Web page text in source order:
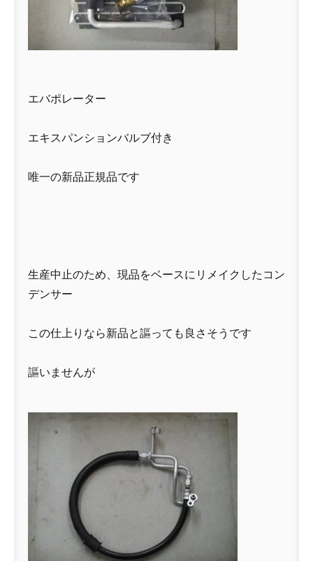
エバポレーター
エキスパンションバルブ付き
唯一の新品正規品です
生産中止のため、現品をベースにリメイクしたコン
デンサー
この仕上りなら新品と謳っても良さそうです
謳いませんが